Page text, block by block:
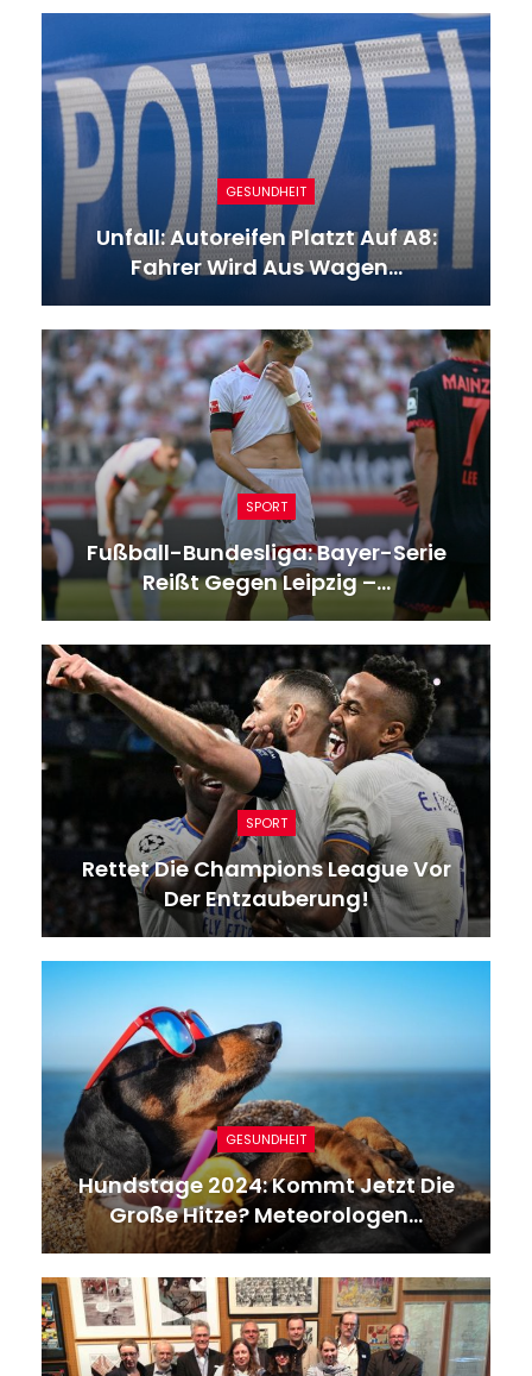
GESUNDHEIT
Unfall: Autoreifen Platzt Auf A8:
Fahrer Wird Aus Wagen…
SPORT
Fußball-Bundesliga: Bayer-Serie
Reißt Gegen Leipzig –…
SPORT
Rettet Die Champions League Vor
Der Entzauberung!
GESUNDHEIT
Hundstage 2024: Kommt Jetzt Die
Große Hitze? Meteorologen…